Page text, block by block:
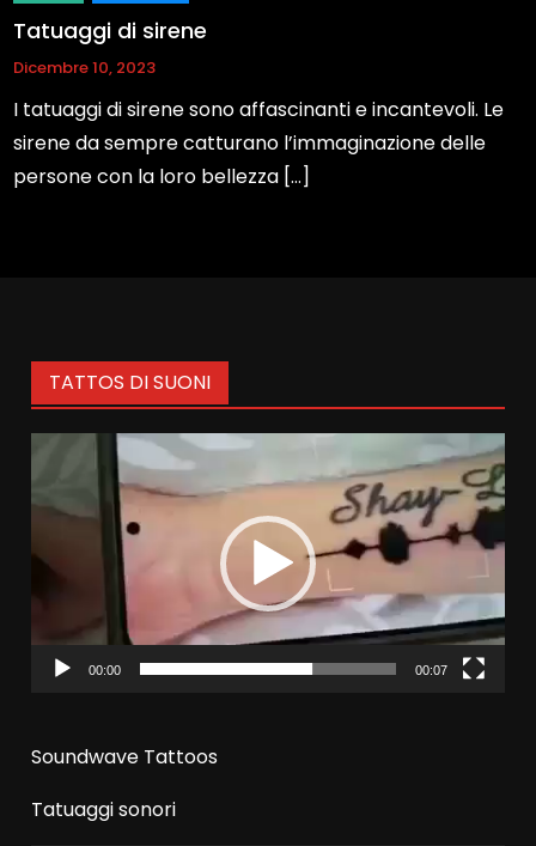
Tatuaggi di sirene
Dicembre 10, 2023
I tatuaggi di sirene sono affascinanti e incantevoli. Le
sirene da sempre catturano l’immaginazione delle
persone con la loro bellezza […]
TATTOS DI SUONI
00:00 00:07
Soundwave Tattoos
Tatuaggi sonori